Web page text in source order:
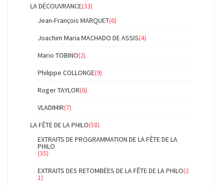
LA DÉCOUVRANCE(33)
Jean-François MARQUET(6)
Joachim Maria MACHADO DE ASSIS(4)
Mario TOBINO(2)
Philippe COLLONGE(9)
Roger TAYLOR(6)
VLADIMIR(7)
LA FÊTE DE LA PHILO(58)
EXTRAITS DE PROGRAMMATION DE LA FÊTE DE LA
PHILO
(35)
EXTRAITS DES RETOMBÉES DE LA FÊTE DE LA PHILO(2
1)